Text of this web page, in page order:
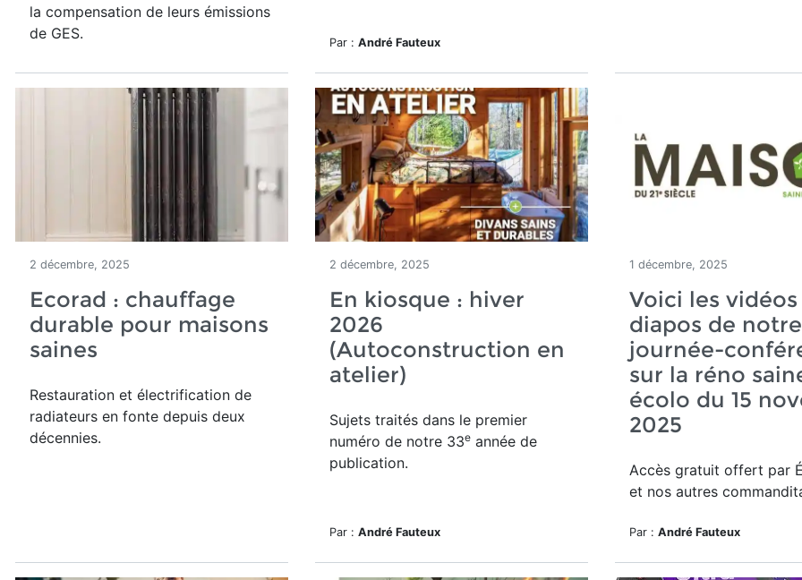
la compensation de leurs émissions
de GES.
Par : André Fauteux
2 décembre, 2025
Ecorad : chauffage
durable pour maisons
saines
Restauration et électrification de
radiateurs en fonte depuis deux
décennies.
2 décembre, 2025
En kiosque : hiver
2026
(Autoconstruction en
atelier)
Sujets traités dans le premier
numéro de notre 33e année de
publication.
Par : André Fauteux
1 décembre, 2025
Voici les
diapos de notre
journée-
sur la réno
écolo du 15
2025
Accès gratuit offert par
et nos autres
Par : André Fauteux